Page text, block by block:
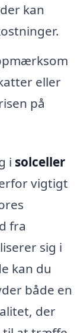
kan
eller
på
i solceller
vigtigt
fra
sig i
kan du
både en
der